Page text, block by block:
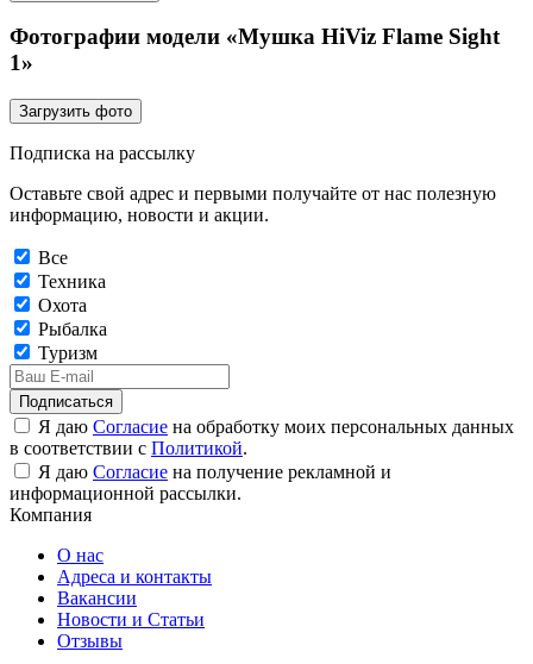
Фотографии модели «Мушка HiViz Flame Sight
1»
Загрузить фото
Подписка на рассылку
Оставьте свой адрес и первыми получайте от нас полезную
информацию, новости и акции.
Все
Техника
Охота
Рыбалка
Туризм
Подписаться
Я даю Согласие на обработку моих персональных данных
в соответствии с Политикой.
Я даю Согласие на получение рекламной и
информационной рассылки.
Компания
О нас
Адреса и контакты
Вакансии
Новости и Статьи
Отзывы